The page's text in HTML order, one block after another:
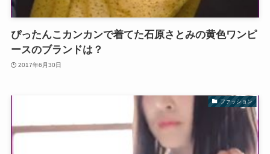
ぴったんこカンカンで着てた石原さとみの黄色ワンピ
ースのブランドは？
2017年6月30日
ファッション